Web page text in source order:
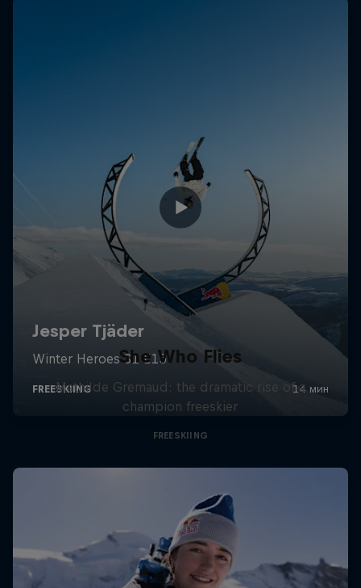
She Who Flies
Mathilde Gremaud: the dramatic rise of a
champion freeskier
FREESKIING